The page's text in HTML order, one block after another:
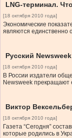
LNG-терминал.
[18 октября 2010 года]
Экономические
являются единственно
Русский
[18 октября 2010 года]
В России издатели
Newsweek прекращают
Виктор
[18 октября 2010 года]
Газета “Сегодня”
которые родились в